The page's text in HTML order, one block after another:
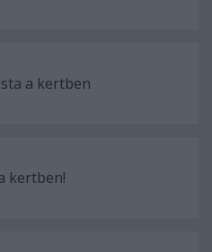
a kertben
kertben!